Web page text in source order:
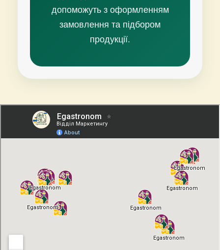
допоможуть з оформленням
замовлення та підбором
продукції.
×
Тепер онлайн-замовлення можна
доставити у вибраний
магазин і забрати у зручний час 💚